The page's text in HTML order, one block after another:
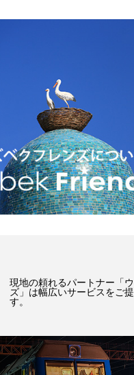
現地の頼れるパートナー「
ズ」は幅広いサービスをご
す。